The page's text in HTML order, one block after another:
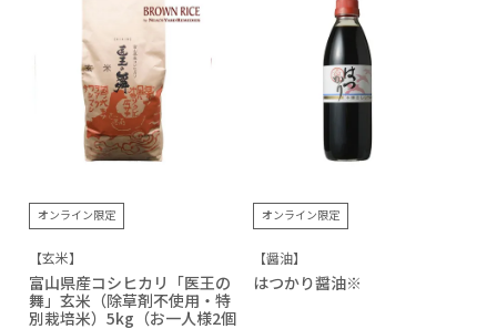
オンライン限定
【玄米】
富山県産コシヒカリ「医王の
舞」玄米（除草剤不使用・特
別栽培米）5kg（お一人様2個
オンライン限定
【醤油】
はつかり醤油※